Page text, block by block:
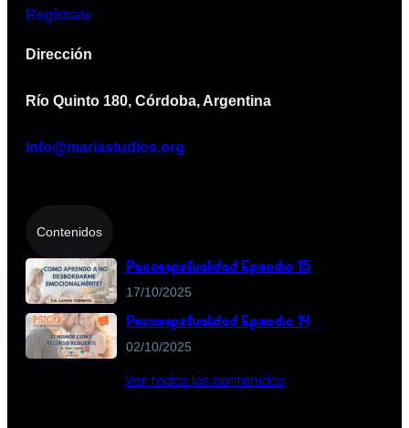
Regístrate
Dirección
Río Quinto 180, Córdoba, Argentina
info@mariastudios.org
Contenidos
Psicoespiritualidad Episodio 15
17/10/2025
Psicoespiritualidad Episodio 14
02/10/2025
Ver todos los contenidos